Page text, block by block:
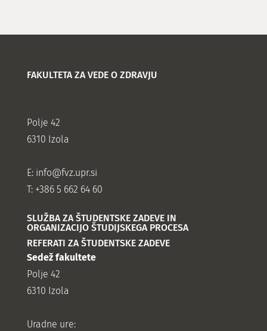
FAKULTETA ZA VEDE O ZDRAVJU
Polje 42
6310 Izola
E: info@fvz.upr.si
T: +386 5 662 64 60
SLUŽBA ZA ŠTUDENTSKE ZADEVE IN
ORGANIZACIJO ŠTUDIJSKEGA PROCESA
REFERATI ZA ŠTUDENTSKE ZADEVE
Sedež fakultete
Polje 42
6310 Izola
Uradne ure: